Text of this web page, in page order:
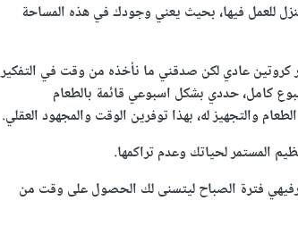
للعمل فيها، بحيث يعني وجودك في هذه المساحة
عادي لكن صدقني ما نأخذه من وقت في التفكير
كامل، حددي بشكل اسبوعي قائمة بالطعام
والتجهيز له، بهذا توفرين الوقت والمجهود العقلي.
المستمر لحياتك وعدم تراكمها.
فترة الصباح ليتسنى لك الحصول على وقت من